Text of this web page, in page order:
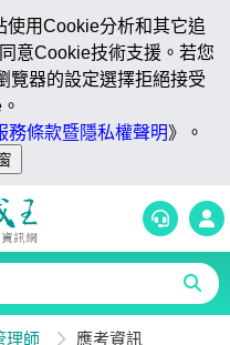
使用Cookie分析和其它追
意Cookie技術支援。若您
覽器的設定選擇拒絕接受
務條款暨隱私權聲明》。
理師 應考資訊